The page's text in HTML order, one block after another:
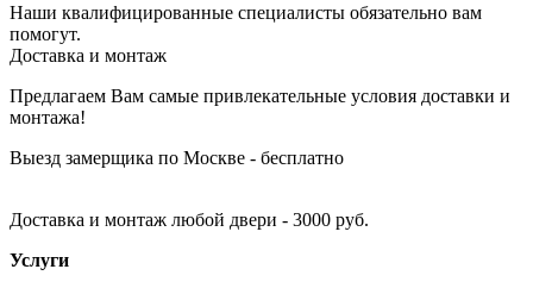
Наши квалифицированные специалисты обязательно вам
помогут.
Доставка и монтаж
Предлагаем Вам самые привлекательные условия доставки и
монтажа!
Выезд замерщика по Москве - бесплатно
Доставка и монтаж любой двери - 3000 руб.
Услуги